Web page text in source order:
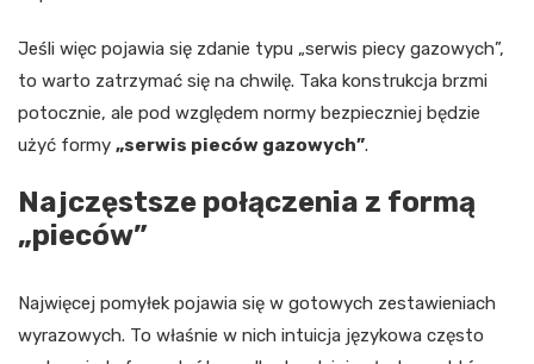
Jeśli więc pojawia się zdanie typu „serwis piecy gazowych”,
to warto zatrzymać się na chwilę. Taka konstrukcja brzmi
potocznie, ale pod względem normy bezpieczniej będzie
użyć formy „serwis pieców gazowych”.
Najczęstsze połączenia z formą
„pieców”
Najwięcej pomyłek pojawia się w gotowych zestawieniach
wyrazowych. To właśnie w nich intuicja językowa często